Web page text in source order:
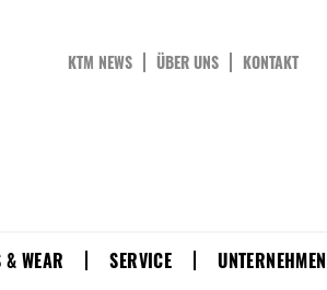
KTM NEWS ÜBER UNS KONTAKT
& WEAR SERVICE UNTERNEHMEN